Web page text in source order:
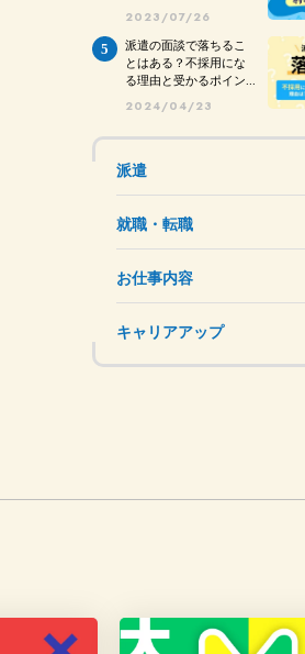
2023/07/26
派遣の面談で落ちるこ
とはある？不採用にな
る理由と受かるポイン...
2024/04/23
派遣
就職・転職
お仕事内容
キャリアアップ